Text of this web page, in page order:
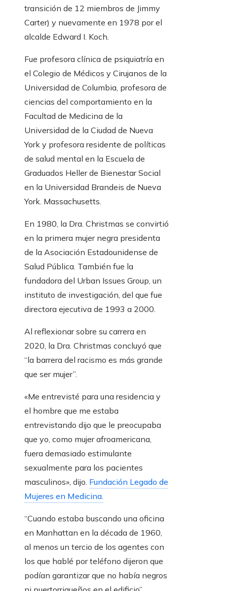
transición de 12 miembros de Jimmy
Carter) y nuevamente en 1978 por el
alcalde Edward I. Koch.
Fue profesora clínica de psiquiatría en
el Colegio de Médicos y Cirujanos de la
Universidad de Columbia, profesora de
ciencias del comportamiento en la
Facultad de Medicina de la
Universidad de la Ciudad de Nueva
York y profesora residente de políticas
de salud mental en la Escuela de
Graduados Heller de Bienestar Social
en la Universidad Brandeis de Nueva
York. Massachusetts.
En 1980, la Dra. Christmas se convirtió
en la primera mujer negra presidenta
de la Asociación Estadounidense de
Salud Pública. También fue la
fundadora del Urban Issues Group, un
instituto de investigación, del que fue
directora ejecutiva de 1993 a 2000.
Al reflexionar sobre su carrera en
2020, la Dra. Christmas concluyó que
“la barrera del racismo es más grande
que ser mujer”.
«Me entrevisté para una residencia y
el hombre que me estaba
entrevistando dijo que le preocupaba
que yo, como mujer afroamericana,
fuera demasiado estimulante
sexualmente para los pacientes
masculinos», dijo. Fundación Legado de
Mujeres en Medicina.
“Cuando estaba buscando una oficina
en Manhattan en la década de 1960,
al menos un tercio de los agentes con
los que hablé por teléfono dijeron que
podían garantizar que no había negros